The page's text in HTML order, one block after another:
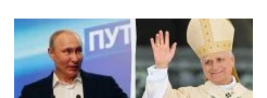
Відео з Youtube Статті
Інтерв'ю Думки
Архів Вакансії